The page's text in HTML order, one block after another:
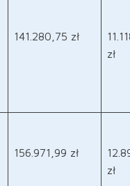
141.280,75 zł
zł
156.971,99 zł
zł